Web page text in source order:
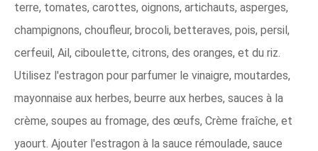
terre, tomates, carottes, oignons, artichauts, asperges,
champignons, choufleur, brocoli, betteraves, pois, persil,
cerfeuil, Ail, ciboulette, citrons, des oranges, et du riz.
Utilisez l'estragon pour parfumer le vinaigre, moutardes,
mayonnaise aux herbes, beurre aux herbes, sauces à la
crème, soupes au fromage, des œufs, Crème fraîche, et
yaourt. Ajouter l'estragon à la sauce rémoulade, sauce